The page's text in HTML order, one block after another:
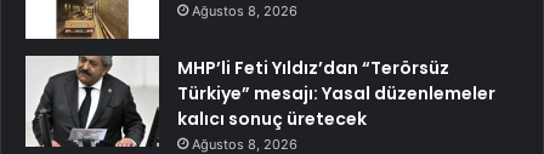
Ağustos 8, 2026
MHP’li Feti Yıldız’dan “Terörsüz
Türkiye” mesajı: Yasal düzenlemeler
kalıcı sonuç üretecek
Ağustos 8, 2026